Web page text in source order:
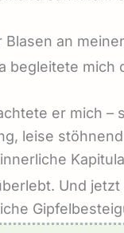
Blasen an
begleitete
er mich –
leise
Und